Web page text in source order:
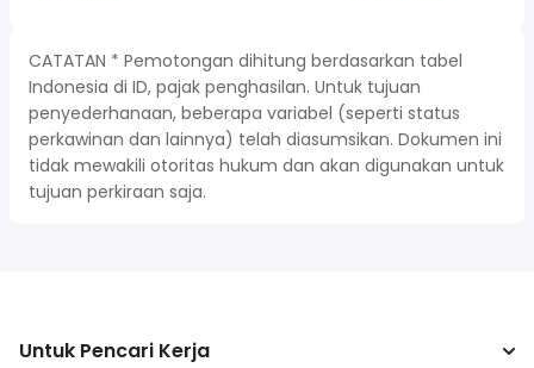
CATATAN * Pemotongan dihitung berdasarkan tabel
Indonesia di ID, pajak penghasilan. Untuk tujuan
penyederhanaan, beberapa variabel (seperti status
perkawinan dan lainnya) telah diasumsikan. Dokumen ini
tidak mewakili otoritas hukum dan akan digunakan untuk
tujuan perkiraan saja.
Untuk Pencari Kerja